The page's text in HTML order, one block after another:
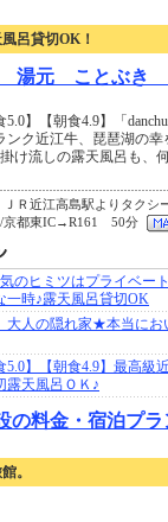
呂貸切OK！
湯元 ことぶき
5.0】【朝食4.9】「
ンク近江牛、琵琶湖の
け流しの露天風呂も、
ＪＲ近江高島駅よりタクシ
/京都東IC→R161 50分
のヒミツはプライベー
一時♪露天風呂貸切OK
大人の隠れ家★本当に
5.0】【朝食4.9】最高級
露天風呂ＯＫ♪
の料金・宿泊プ
。